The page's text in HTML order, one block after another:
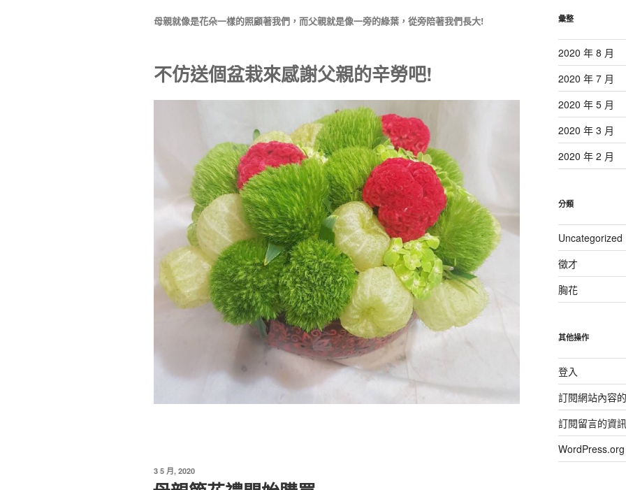
母親就像是花朵一樣的照顧著我們，而父親就是像一旁的綠葉，從旁陪著我們長大!
不仿送個盆栽來感謝父親的辛勞吧!
發
佈
3 5 月, 2020
彙整
2020 年 8 月
2020 年 7 月
2020 年 5 月
2020 年 3 月
2020 年 2 月
分類
Uncategorized
徵才
胸花
其他操作
登入
訂閱網站內容
訂閱留言的資